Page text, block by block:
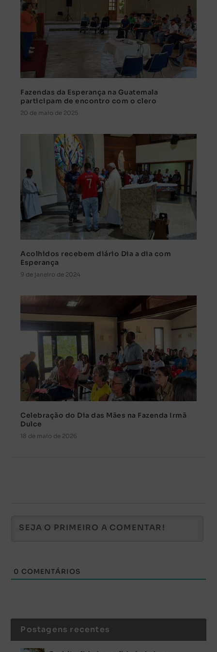
Fazendas da Esperança na Guatemala
participam de encontro com o clero
20 de maio de 2025
Acolhidos recebem diário Dia a dia com
Esperança
9 de janeiro de 2024
Celebração do Dia das Mães na Fazenda Irmã
Dulce
18 de maio de 2026
0 COMENTÁRIOS
Postagens recentes